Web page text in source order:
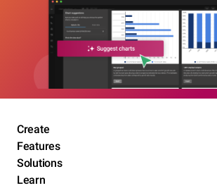
Create
Features
Solutions
Learn